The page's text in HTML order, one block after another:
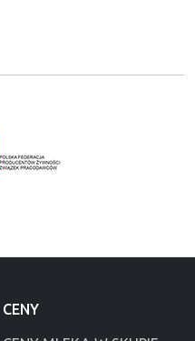
CENY